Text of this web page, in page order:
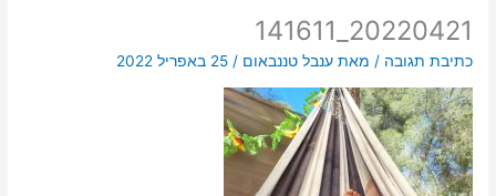
20220421_141611
כתיבת תגובה / מאתענבל טננבאום/25 באפריל 2022